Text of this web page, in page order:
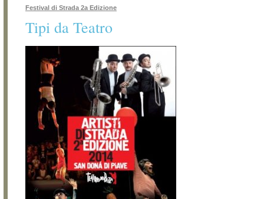
Festival di Strada 2a Edizione
Tipi da Teatro